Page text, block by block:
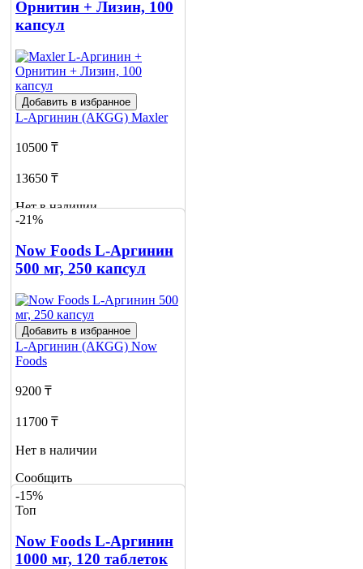
Орнитин + Лизин, 100
капсул
Добавить в избранное
L-Аргинин (АКGG) Maxler
10500 ₸
13650 ₸
Нет в наличии
о наличии
2
-21%
Now Foods L-Аргинин
500 мг, 250 капсул
Добавить в избранное
L-Аргинин (АКGG) Now
Foods
9200 ₸
11700 ₸
Нет в наличии
Сообщить
о наличии
3
-15%
Топ
Now Foods L-Аргинин
1000 мг, 120 таблеток